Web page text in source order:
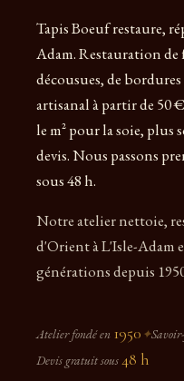
Tapis Boeuf restaure,
Adam. Restauration de
décousues, de
artisanal à partir de 50
le m² pour la soie, plus
devis. Nous passons
sous 48 h.
Notre atelier nettoie,
d'Orient à L'Isle-Adam
générations depuis
Atelier fondé en 1950 ✦
Devis gratuit sous48 h